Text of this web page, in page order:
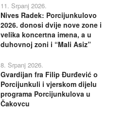
11. Srpanj 2026.
Nives Radek: Porcijunkulovo
2026. donosi dvije nove zone i
velika koncertna imena, a u
duhovnoj zoni i “Mali Asiz”
8. Srpanj 2026.
Gvardijan fra Filip Đurđević o
Porcijunkuli i vjerskom dijelu
programa Porcijunkulova u
Čakovcu